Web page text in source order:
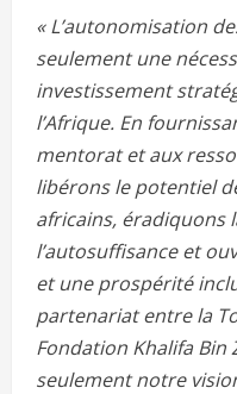
« L’autonomisation
seulement une
investissement
l’Afrique. En
mentorat et aux
libérons le potentiel
africains, éradiquons
l’autosuffisance et
et une prospérité
partenariat entre la
Fondation Khalifa Bin
seulement notre